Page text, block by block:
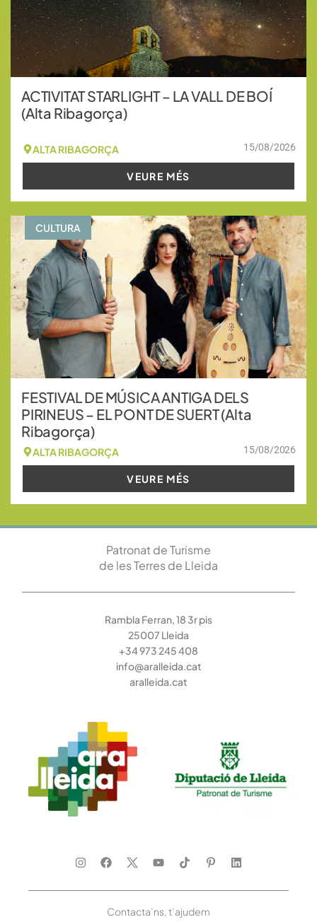
ACTIVITAT STARLIGHT – LA VALL DE BOÍ
(Alta Ribagorça)
ALTA RIBAGORÇA 15/08/2026
VEURE MÉS
CULTURA
FESTIVAL DE MÚSICA ANTIGA DELS
PIRINEUS – EL PONT DE SUERT (Alta
Ribagorça)
ALTA RIBAGORÇA 15/08/2026
VEURE MÉS
Patronat de Turisme
de les Terres de Lleida
Rambla Ferran, 18 3r pis
25007 Lleida
+34 973 245 408
info@aralleida.cat
aralleida.cat
Contacta’ns, t’ajudem